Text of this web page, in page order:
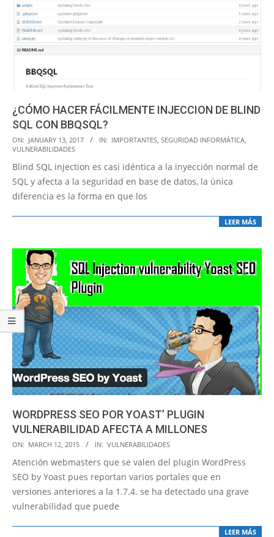
¿CÓMO HACER FÁCILMENTE INJECCION DE BLIND
SQL CON BBQSQL?
2017-
01-
13
ON: JANUARY 13, 2017 IN: IMPORTANTES, SEGURIDAD INFORMÁTICA,
VULNERABILIDADES
Blind SQL injection es casi idéntica a la inyección normal de
SQL y afecta a la seguridad en base de datos, la única
diferencia es la forma en que los
LEER MÁS
WORDPRESS SEO POR YOAST’ PLUGIN
VULNERABILIDAD AFECTA A MILLONES
2015-
03-
12
ON: MARCH 12, 2015 IN: VULNERABILIDADES
Atención webmasters que se valen del plugin WordPress
SEO by Yoast pues reportan varios portales que en
versiones anteriores a la 1.7.4. se ha detectado una grave
vulnerabilidad que puede
LEER MÁS